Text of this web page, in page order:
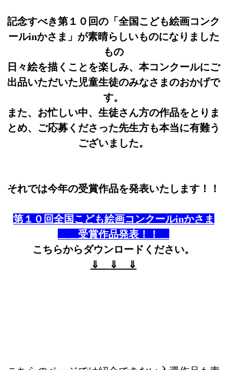
記念すべき第１０回の「全国こども絵画コンク
ールinかさま」が素晴らしいものになりました
もの
日々絵を描くことを楽しみ、本コンクールにご
出品いただいた児童生徒のみなさまのおかげで
す。
また、お忙しい中、生徒さん方の作品をとりま
とめ、ご応募くださった先生方も本当に有難う
ございました。
それでは今年の受賞作品を発表いたします！！
第１０回全国こども絵画コンクールinかさま
＿＿受賞作品発表！！＿
こちらからダウンロードください。
⇓
⇓ ⇓